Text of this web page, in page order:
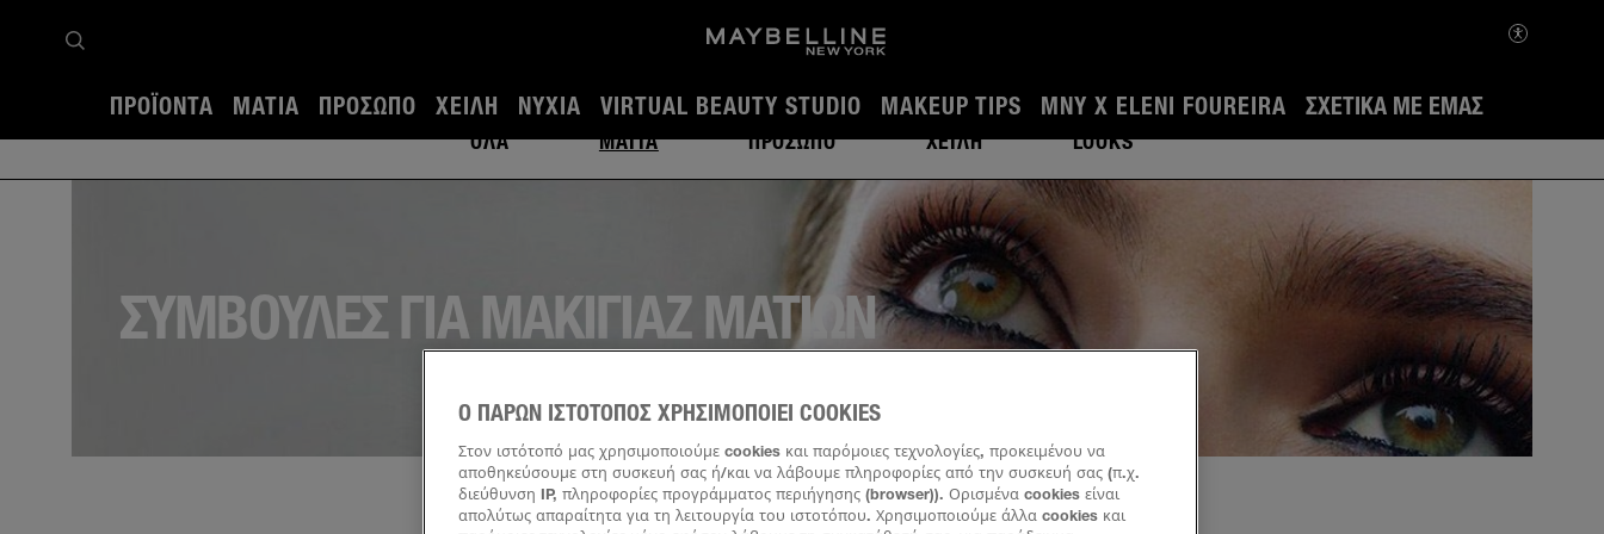
ΠΡΟΪΌΝΤΑ ΜΆΤΙΑ ΠΡΌΣΩΠΟ ΧΕΊΛΗ ΝΎΧΙΑ VIRTUAL BEAUTY STUDIO MAKEUP TIPS MNY X ELENI FOUREIRA ΣΧΕΤΙΚΆ ΜΕ ΕΜΆΣ
ΌΛΑ ΜΑΤΙΑ ΠΡΟΣΩΠΟ ΧΕΙΛΗ LOOKS
ΣΥΜΒΟΥΛΕΣ ΓΙΑ ΜΑΚΙΓΙΑΖ ΜΑΤΙΩΝ
Ο ΠΑΡΩΝ ΙΣΤΟΤΟΠΟΣ ΧΡΗΣΙΜΟΠΟΙΕΙ COOKIES
Στον ιστότοπό μας χρησιμοποιούμε cookies και παρόμοιες τεχνολογίες, προκειμένου να
αποθηκεύσουμε στη συσκευή σας ή/και να λάβουμε πληροφορίες από την συσκευή σας (π.χ.
διεύθυνση IP, πληροφορίες προγράμματος περιήγησης (browser)). Ορισμένα cookies είναι
απολύτως απαραίτητα για τη λειτουργία του ιστοτόπου. Χρησιμοποιούμε άλλα cookies και